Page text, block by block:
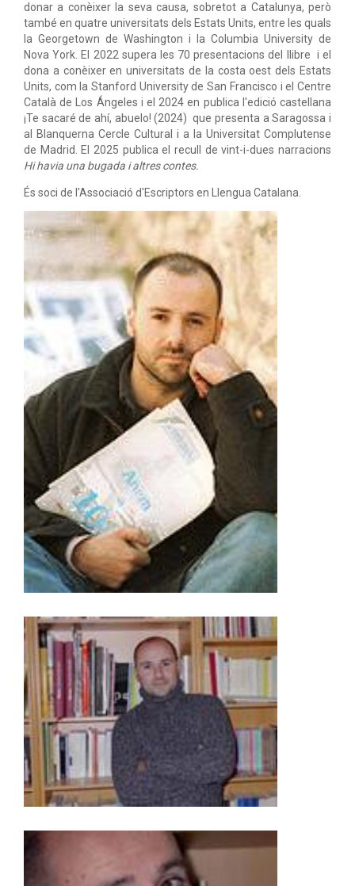
donar a conèixer la seva causa, sobretot a Catalunya, però
també en quatre universitats dels Estats Units, entre les quals
la Georgetown de Washington i la Columbia University de
Nova York. El 2022 supera les 70 presentacions del llibre i el
dona a conèixer en universitats de la costa oest dels Estats
Units, com la Stanford University de San Francisco i el Centre
Català de Los Ángeles i el 2024 en publica l'edició castellana
¡Te sacaré de ahí, abuelo! (2024) que presenta a Saragossa i
al Blanquerna Cercle Cultural i a la Universitat Complutense
de Madrid. El 2025 publica el recull de vint-i-dues narracions
Hi havia una bugada i altres contes.
És soci de l'Associació d'Escriptors en Llengua Catalana.